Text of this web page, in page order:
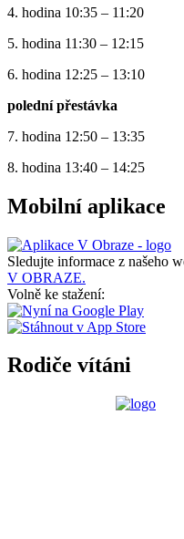
4. hodina 10:35 – 11:20
5. hodina 11:30 – 12:15
6. hodina 12:25 – 13:10
polední přestávka
7. hodina 12:50 – 13:35
8. hodina 13:40 – 14:25
Mobilní aplikace
Sledujte informace z našeho
V OBRAZE.
Volně ke stažení:
Rodiče vítáni